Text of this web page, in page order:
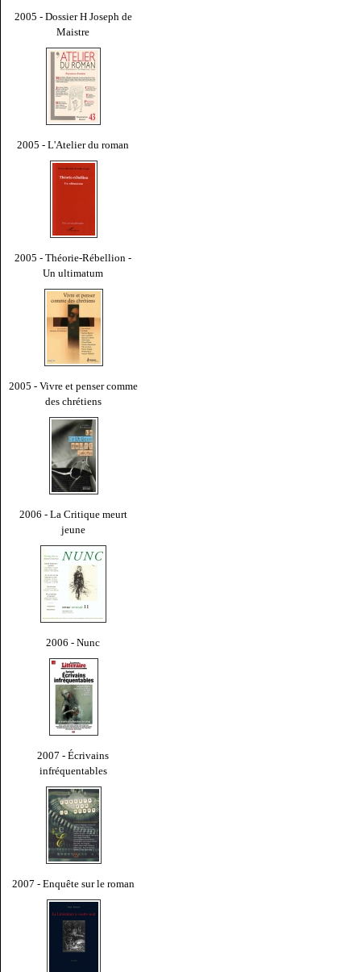
2005 - Dossier H Joseph de
Maistre
2005 - L'Atelier du roman
2005 - Théorie-Rébellion -
Un ultimatum
2005 - Vivre et penser comme
des chrétiens
2006 - La Critique meurt
jeune
2006 - Nunc
2007 - Écrivains
infréquentables
2007 - Enquête sur le roman